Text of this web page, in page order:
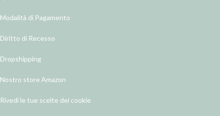
Modalità di Pagamento
Diritto di Recesso
Dropshipping
Nostro store Amazon
Rivedi le tue scelte dei cookie